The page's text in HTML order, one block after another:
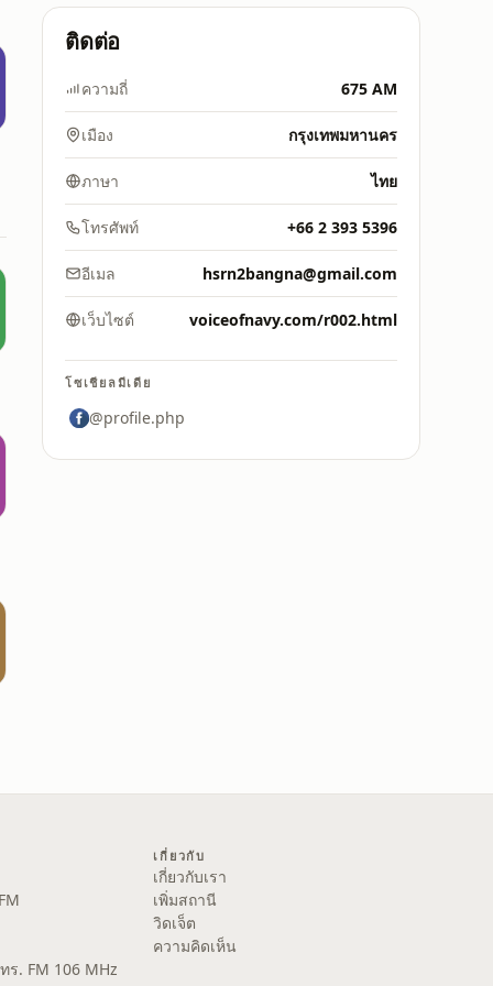
ติดต่อ
ความถี่ 675 AM
เมือง กรุงเทพมหานคร
ภาษา ไทย
โทรศัพท์ +66 2 393 5396
อีเมล hsrn2bangna@gmail.com
เว็บไซต์ voiceofnavy.com/r002.html
โซเชียลมีเดีย
@profile.php
. FM 106 MHz
เกี่ยวกับ
เกี่ยวกับเรา
เพิ่มสถานี
วิดเจ็ต
ความคิดเห็น